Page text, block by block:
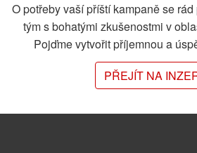
O potřeby vaší příští kampaně se
tým s bohatými zkušenostmi v
Pojďme vytvořit příjemnou a
PŘEJÍT NA